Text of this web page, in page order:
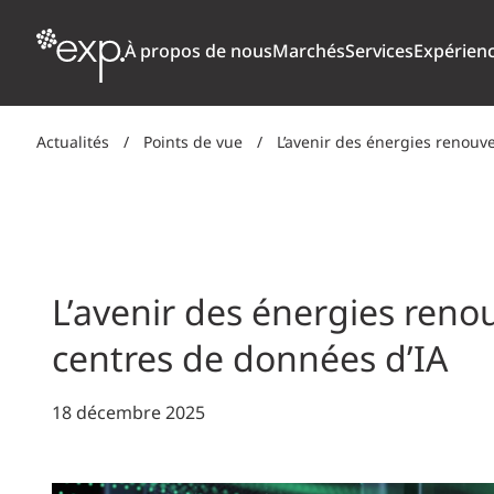
À propos de nousMarchés
Routes + autoroutes
Transport en commun
Transport ferroviaire de marchandises
Ports + installations côtières
Services
CLIMAT, RÉSILIENCE CLIMATIQUE +
DÉVELOPPEMENT DURABLE
NUMÉRIQUE
SOLS, MATÉRIAUX + ENVIRONNEMENT
Actualités / Points de vue / L’avenir des énergies
L’avenir des énergies
centres de données d’IA
18 décembre 2025